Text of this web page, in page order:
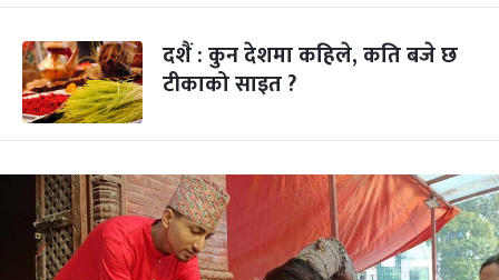
दशैं : कुन देशमा कहिले, कति बजे छ
टीकाको साइत ?